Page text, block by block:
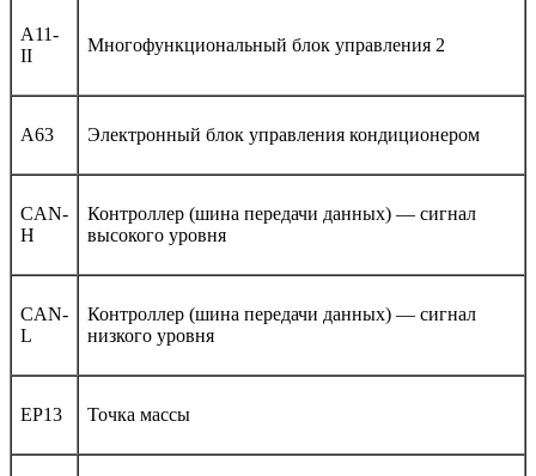
A11-
II
Многофункциональный блок управления 2
A63 Электронный блок управления кондиционером
CAN-
H
Контроллер (шина передачи данных) — сигнал
высокого уровня
CAN-
L
Контроллер (шина передачи данных) — сигнал
низкого уровня
EP13 Точка массы